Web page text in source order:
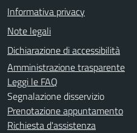
Informativa privacy
Note legali
Dichiarazione di accessibilità
Amministrazione trasparente
Leggi le FAQ
Segnalazione disservizio
Prenotazione appuntamento
Richiesta d'assistenza